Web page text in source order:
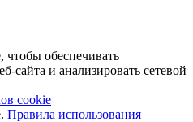
обеспечивать
сайта и анализировать сетевой
cookie
Правила использования